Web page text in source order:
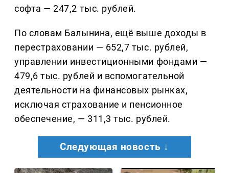
софта — 247,2 тыс. рублей.
По словам Балынина, ещё выше доходы в
перестраховании — 652,7 тыс. рублей,
управлении инвестиционными фондами —
479,6 тыс. рублей и вспомогательной
деятельности на финансовых рынках,
исключая страхование и пенсионное
обеспечение, — 311,3 тыс. рублей.
Следующая новость ↓